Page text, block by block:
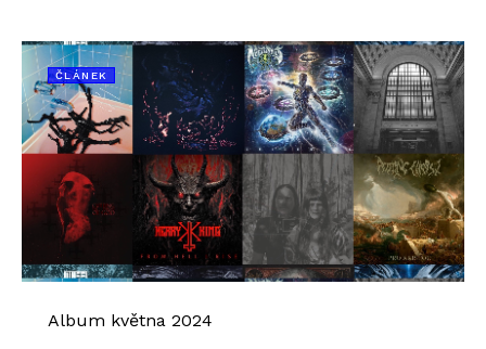
ČLÁNEK
Album května 2024